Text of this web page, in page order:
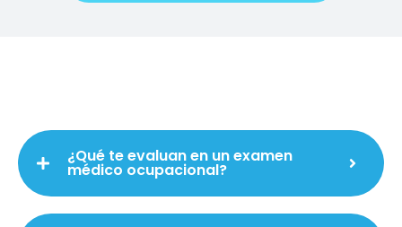
¿Qué te evaluan en un examen
médico ocupacional?